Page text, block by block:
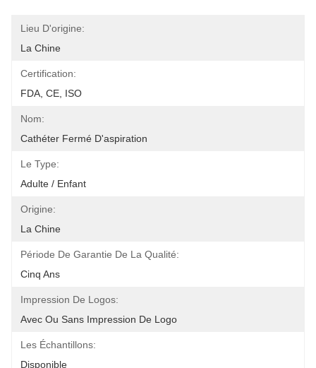
Lieu D'origine:
La Chine
Certification:
FDA, CE, ISO
Nom:
Cathéter Fermé D'aspiration
Le Type:
Adulte / Enfant
Origine:
La Chine
Période De Garantie De La Qualité:
Cinq Ans
Impression De Logos:
Avec Ou Sans Impression De Logo
Les Échantillons:
Disponible